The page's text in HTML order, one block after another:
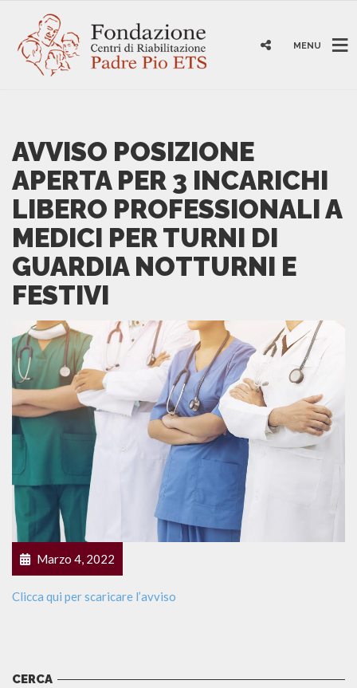
MENU
AVVISO POSIZIONE
APERTA PER 3 INCARICHI
LIBERO PROFESSIONALI A
MEDICI PER TURNI DI
GUARDIA NOTTURNI E
FESTIVI
Marzo 4, 2022
Clicca qui per scaricare l’avviso
CERCA